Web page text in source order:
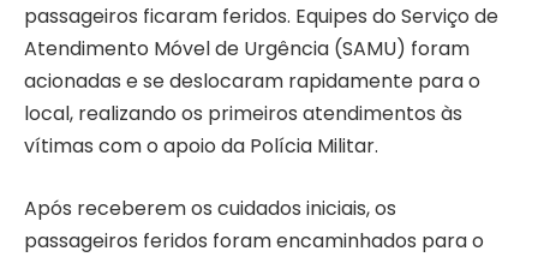
passageiros ficaram feridos. Equipes do Serviço de
Atendimento Móvel de Urgência (SAMU) foram
acionadas e se deslocaram rapidamente para o
local, realizando os primeiros atendimentos às
vítimas com o apoio da Polícia Militar.
Após receberem os cuidados iniciais, os
passageiros feridos foram encaminhados para o